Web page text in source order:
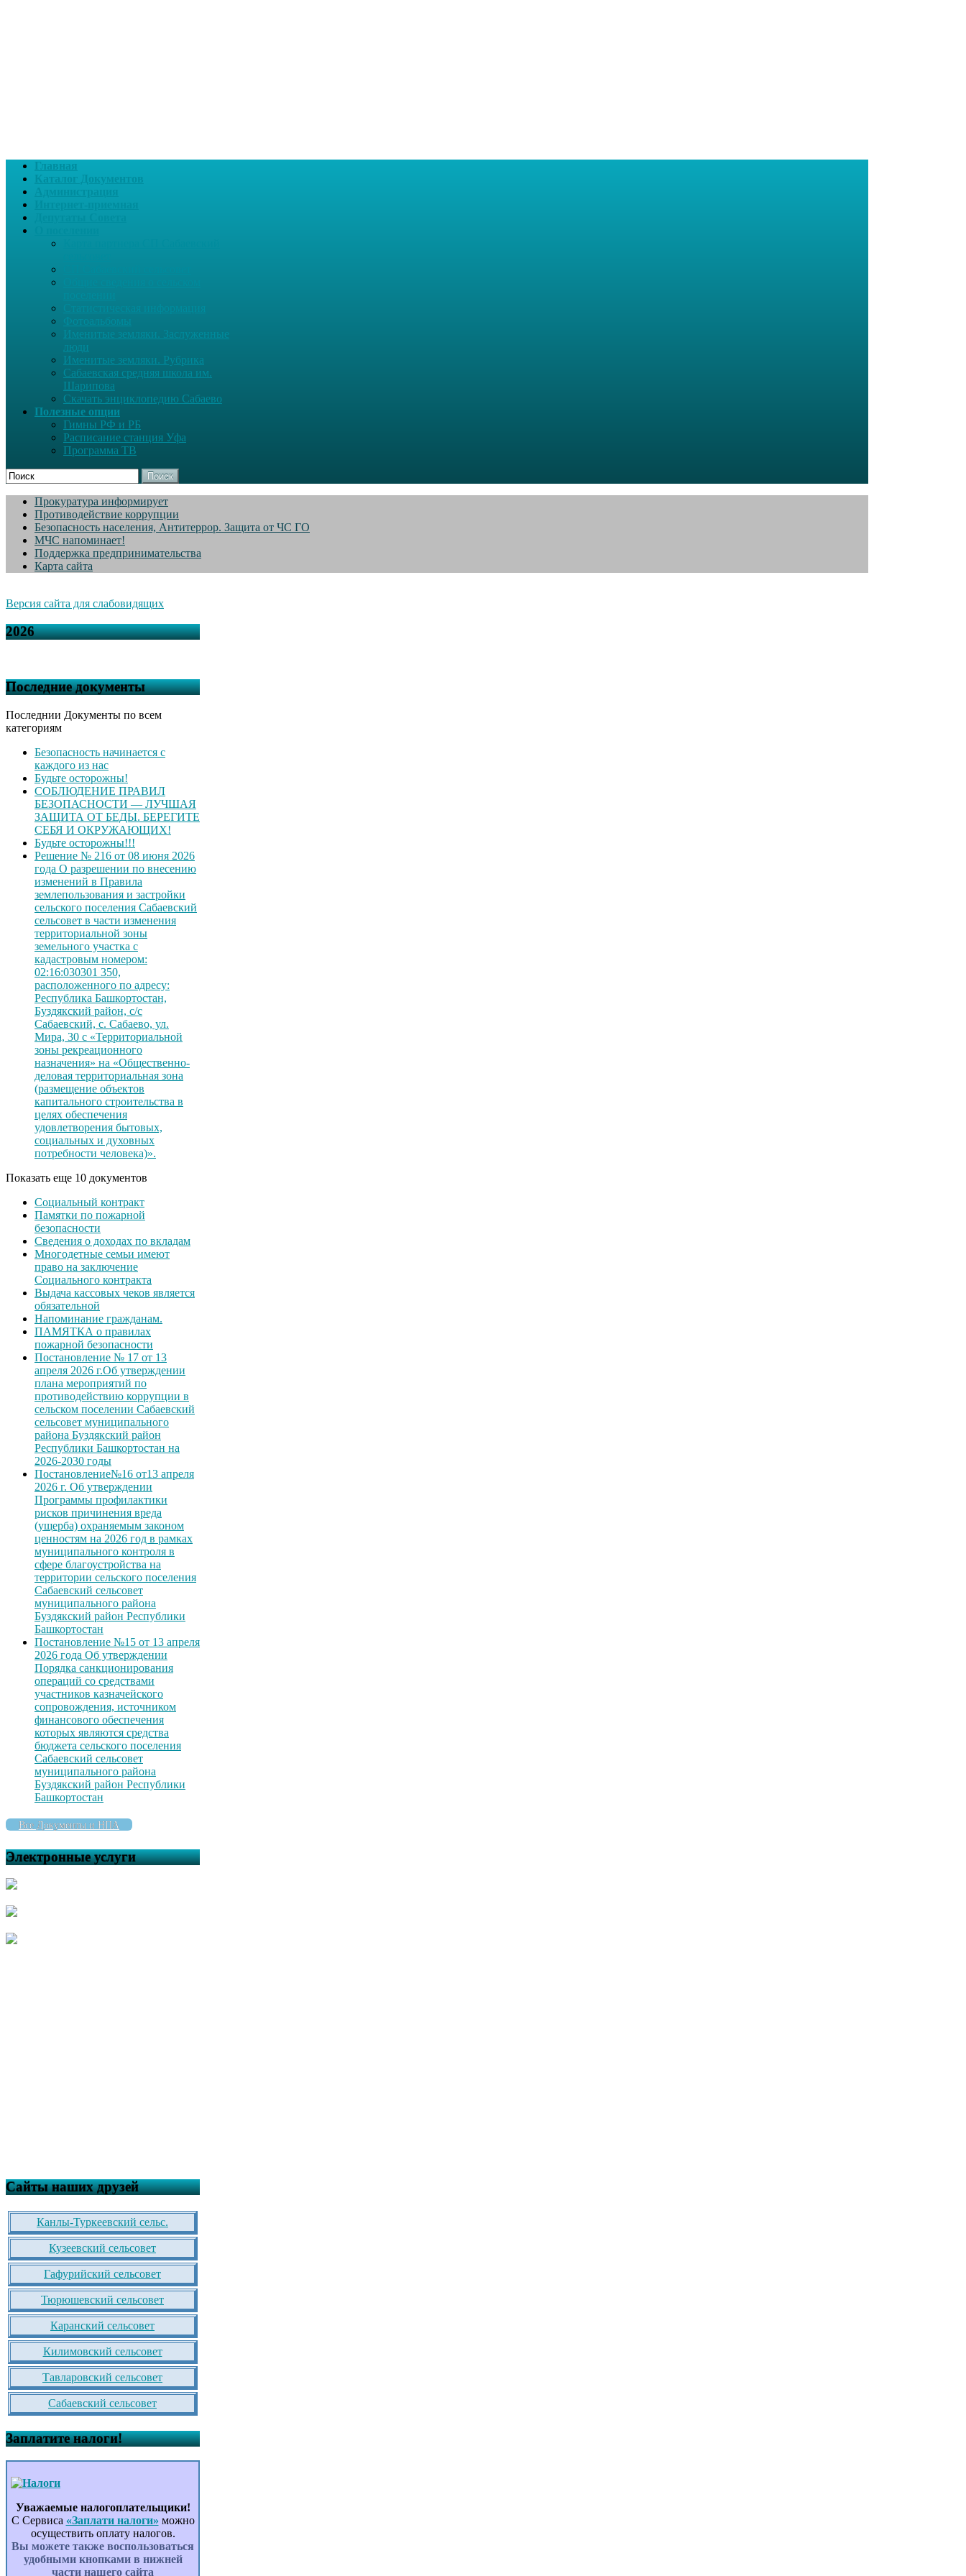
Главная
Каталог Документов
Фотоальбомы
Именитые земляки. Заслуженные
люди
Именитые земляки. Рубрика
Сабаевская средняя школа им.
Шарипова
Скачать энциклопедию Сабаево
Полезные опции
Гимны РФ и РБ
Расписание станция Уфа
Программа ТВ
Поиск
Прокуратура информирует
Противодействие коррупции
Безопасность населения, Антитеррор. Защита от ЧС ГО
МЧС напоминает!
Поддержка предпринимательства
Карта сайта
Версия сайта для слабовидящих
2026
Последние документы
Последнии Документы по всем
категориям
Безопасность начинается с
каждого из нас
Будьте осторожны!
СОБЛЮДЕНИЕ ПРАВИЛ
БЕЗОПАСНОСТИ — ЛУЧШАЯ
ЗАЩИТА ОТ БЕДЫ. БЕРЕГИТЕ
СЕБЯ И ОКРУЖАЮЩИХ!
Будьте осторожны!!!
Решение № 216 от 08 июня 2026
года О разрешении по внесению
изменений в Правила
землепользования и застройки
сельского поселения Сабаевский
сельсовет в части изменения
территориальной зоны
земельного участка с
кадастровым номером:
02:16:030301 350,
расположенного по адресу:
Республика Башкортостан,
Буздякский район, с/с
Сабаевский, с. Сабаево, ул.
Мира, 30 с «Территориальной
зоны рекреационного
назначения» на «Общественно-
деловая территориальная зона
(размещение объектов
капитального строительства в
целях обеспечения
удовлетворения бытовых,
социальных и духовных
потребности человека)».
Показать еще 10 документов
Социальный контракт
Памятки по пожарной
безопасности
Сведения о доходах по вкладам
Многодетные семьи имеют
право на заключение
Социального контракта
Выдача кассовых чеков является
обязательной
Напоминание гражданам.
ПАМЯТКА о правилах
пожарной безопасности
Постановление № 17 от 13
апреля 2026 г.Об утверждении
плана мероприятий по
противодействию коррупции в
сельском поселении Сабаевский
сельсовет муниципального
района Буздякский район
Республики Башкортостан на
2026-2030 годы
Постановление№16 от13 апреля
2026 г. Об утверждении
Программы профилактики
рисков причинения вреда
(ущерба) охраняемым законом
ценностям на 2026 год в рамках
муниципального контроля в
сфере благоустройства на
территории сельского поселения
Сабаевский сельсовет
муниципального района
Буздякский район Республики
Башкортостан
Постановление №15 от 13 апреля
2026 года Об утверждении
Порядка санкционирования
операций со средствами
участников казначейского
сопровождения, источником
финансового обеспечения
которых являются средства
бюджета сельского поселения
Сабаевский сельсовет
муниципального района
Буздякский район Республики
Башкортостан
Все Документы и НПА
Электронные услуги
Сайты наших друзей
Канлы-Туркеевский сельс.
Кузеевский сельсовет
Гафурийский сельсовет
Тюрюшевский сельсовет
Каранский сельсовет
Килимовский сельсовет
Тавларовский сельсовет
Сабаевский сельсовет
Заплатите налоги!
Уважаемые налогоплательщики!
С Сервиса «Заплати налоги» можно
осуществить оплату налогов.
Вы можете также воспользоваться
удобными кнопками в нижней
части нашего сайта